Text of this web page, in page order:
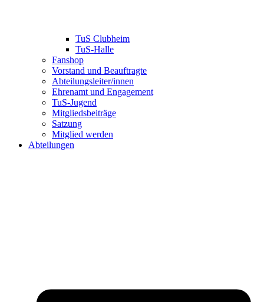
TuS Clubheim
TuS-Halle
Fanshop
Vorstand und Beauftragte
Abteilungsleiter/innen
Ehrenamt und Engagement
TuS-Jugend
Mitgliedsbeiträge
Satzung
Mitglied werden
Abteilungen